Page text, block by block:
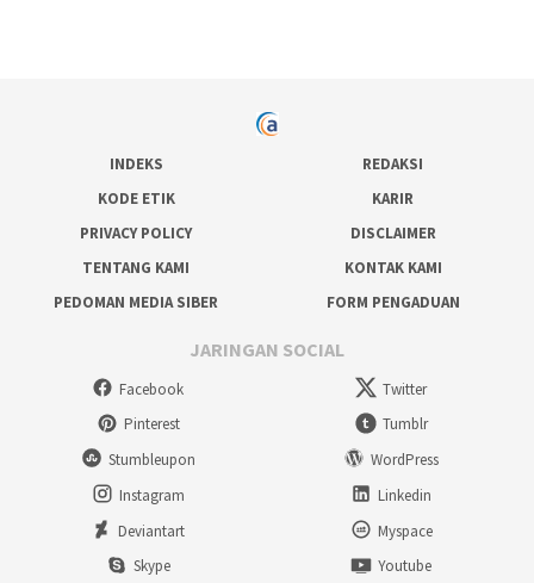
INDEKS
REDAKSI
KODE ETIK
KARIR
PRIVACY POLICY
DISCLAIMER
TENTANG KAMI
KONTAK KAMI
PEDOMAN MEDIA SIBER
FORM PENGADUAN
JARINGAN SOCIAL
Facebook
Twitter
Pinterest
Tumblr
Stumbleupon
WordPress
Instagram
Linkedin
Deviantart
Myspace
Skype
Youtube